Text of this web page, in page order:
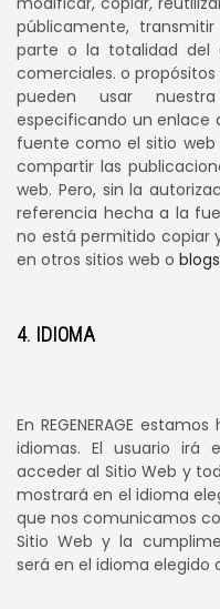
públicamente,
parte o la totalidad del
comerciales. o propósitos
pueden usar
especificando un enlace
fuente como el sitio web
compartir las
web. Pero, sin la
referencia hecha a la
no está permitido copiar
en otros sitios web o blogs
4. IDIOMA
En REGENERAGE
idiomas. El usuario irá
acceder al Sitio Web y
mostrará en el idioma
que nos comunicamos
Sitio Web y la
será en el idioma elegido